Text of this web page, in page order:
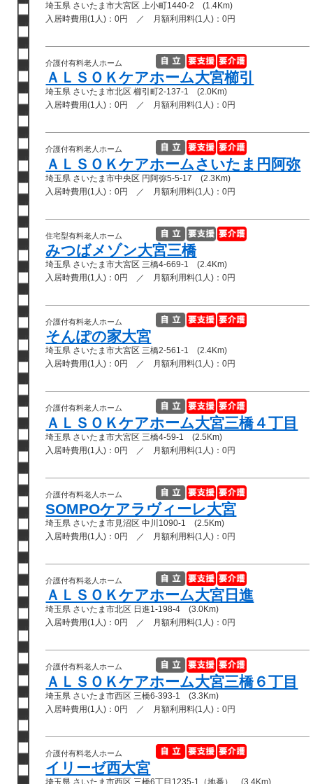
埼玉県 さいたま市大宮区 上小町1440-2 (1.4Km)
入居時費用(1人)：0円 ／ 月額利用料(1人)：0円
介護付有料老人ホーム
ＡＬＳＯＫケアホーム大宮櫛引
埼玉県 さいたま市北区 櫛引町2-137-1 (2.0Km)
入居時費用(1人)：0円 ／ 月額利用料(1人)：0円
介護付有料老人ホーム
ＡＬＳＯＫケアホームさいたま円阿弥
埼玉県 さいたま市中央区 円阿弥5-5-17 (2.3Km)
入居時費用(1人)：0円 ／ 月額利用料(1人)：0円
住宅型有料老人ホーム
みつばメゾン大宮三橋
埼玉県 さいたま市大宮区 三橋4-669-1 (2.4Km)
入居時費用(1人)：0円 ／ 月額利用料(1人)：0円
介護付有料老人ホーム
そんぽの家大宮
埼玉県 さいたま市大宮区 三橋2-561-1 (2.4Km)
入居時費用(1人)：0円 ／ 月額利用料(1人)：0円
介護付有料老人ホーム
ＡＬＳＯＫケアホーム大宮三橋４丁目
埼玉県 さいたま市大宮区 三橋4-59-1 (2.5Km)
入居時費用(1人)：0円 ／ 月額利用料(1人)：0円
介護付有料老人ホーム
SOMPOケアラヴィーレ大宮
埼玉県 さいたま市見沼区 中川1090-1 (2.5Km)
入居時費用(1人)：0円 ／ 月額利用料(1人)：0円
介護付有料老人ホーム
ＡＬＳＯＫケアホーム大宮日進
埼玉県 さいたま市北区 日進1-198-4 (3.0Km)
入居時費用(1人)：0円 ／ 月額利用料(1人)：0円
介護付有料老人ホーム
ＡＬＳＯＫケアホーム大宮三橋６丁目
埼玉県 さいたま市西区 三橋6-393-1 (3.3Km)
入居時費用(1人)：0円 ／ 月額利用料(1人)：0円
介護付有料老人ホーム
イリーゼ西大宮
埼玉県 さいたま市西区 三橋6丁目1235-1（地番） (3.4Km)